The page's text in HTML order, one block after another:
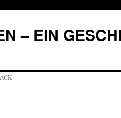
– EIN